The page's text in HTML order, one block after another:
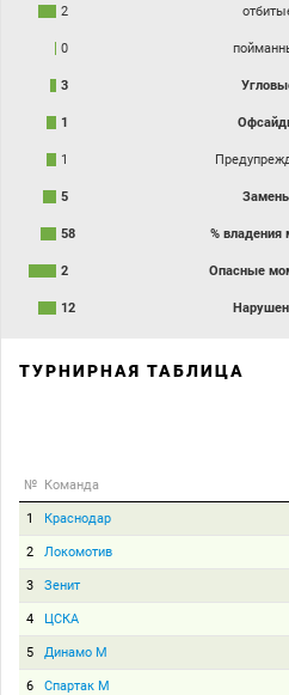
2
0
3
1
1
5
58 % владения
2 Опасные
12
ТУРНИРНАЯ ТАБЛИЦА
№ Команда
1 Краснодар
2 Локомотив
3 Зенит
4 ЦСКА
5 Динамо М
6 Спартак М